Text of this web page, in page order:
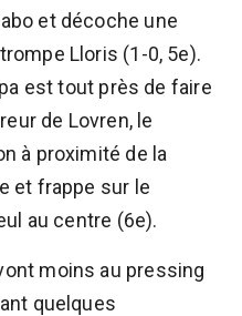
et décoche une
Lloris (1-0, 5e).
est tout près de faire
de Lovren, le
à proximité de la
et frappe sur le
au centre (6e).
moins au pressing
quelques